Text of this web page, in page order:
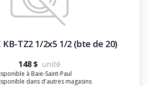
KB-TZ2 1/2x5 1/2 (bte de 20)
148 $ unité
à Baie-Saint-Paul
dans d'autres magasins